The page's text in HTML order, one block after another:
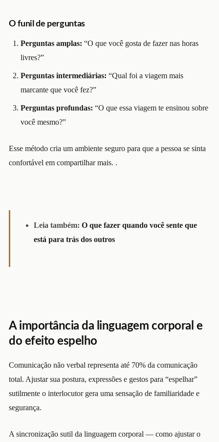
O funil de perguntas
Perguntas amplas: “O que você gosta de fazer nas horas
livres?”
Perguntas intermediárias: “Qual foi a viagem mais
marcante que você fez?”
Perguntas profundas: “O que essa viagem te ensinou sobre
você mesmo?”
Esse método cria um ambiente seguro para que a pessoa se sinta
confortável em compartilhar mais. .
Leia também: O que fazer quando você sente que
está para trás dos outros
A importância da linguagem corporal e
do efeito espelho
Comunicação não verbal representa até 70% da comunicação
total. Ajustar sua postura, expressões e gestos para “espelhar”
sutilmente o interlocutor gera uma sensação de familiaridade e
segurança.
A sincronização sutil da linguagem corporal — como ajustar o